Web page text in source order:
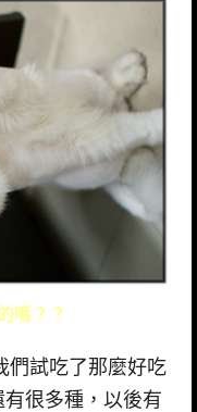
嗎？？
們試吃了那麼好吃
很多種，以後有